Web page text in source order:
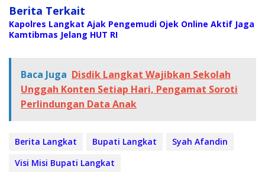
Berita Terkait
Kapolres Langkat Ajak Pengemudi Ojek Online Aktif Jaga
Kamtibmas Jelang HUT RI
Baca Juga Disdik Langkat Wajibkan Sekolah
Unggah Konten Setiap Hari, Pengamat Soroti
Perlindungan Data Anak
Berita Langkat Bupati Langkat
Syah Afandin
Visi Misi Bupati Langkat